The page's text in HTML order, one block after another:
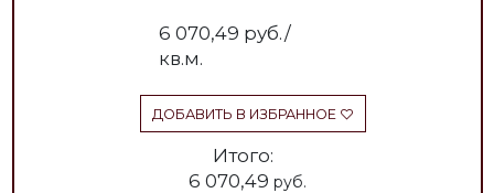
6 070,49 руб./
кв.м.
ДОБАВИТЬ В ИЗБРАННОЕ
Итого:
6 070,49 руб.